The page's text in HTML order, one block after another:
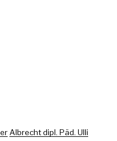
Albrecht dipl. Päd. Ulli